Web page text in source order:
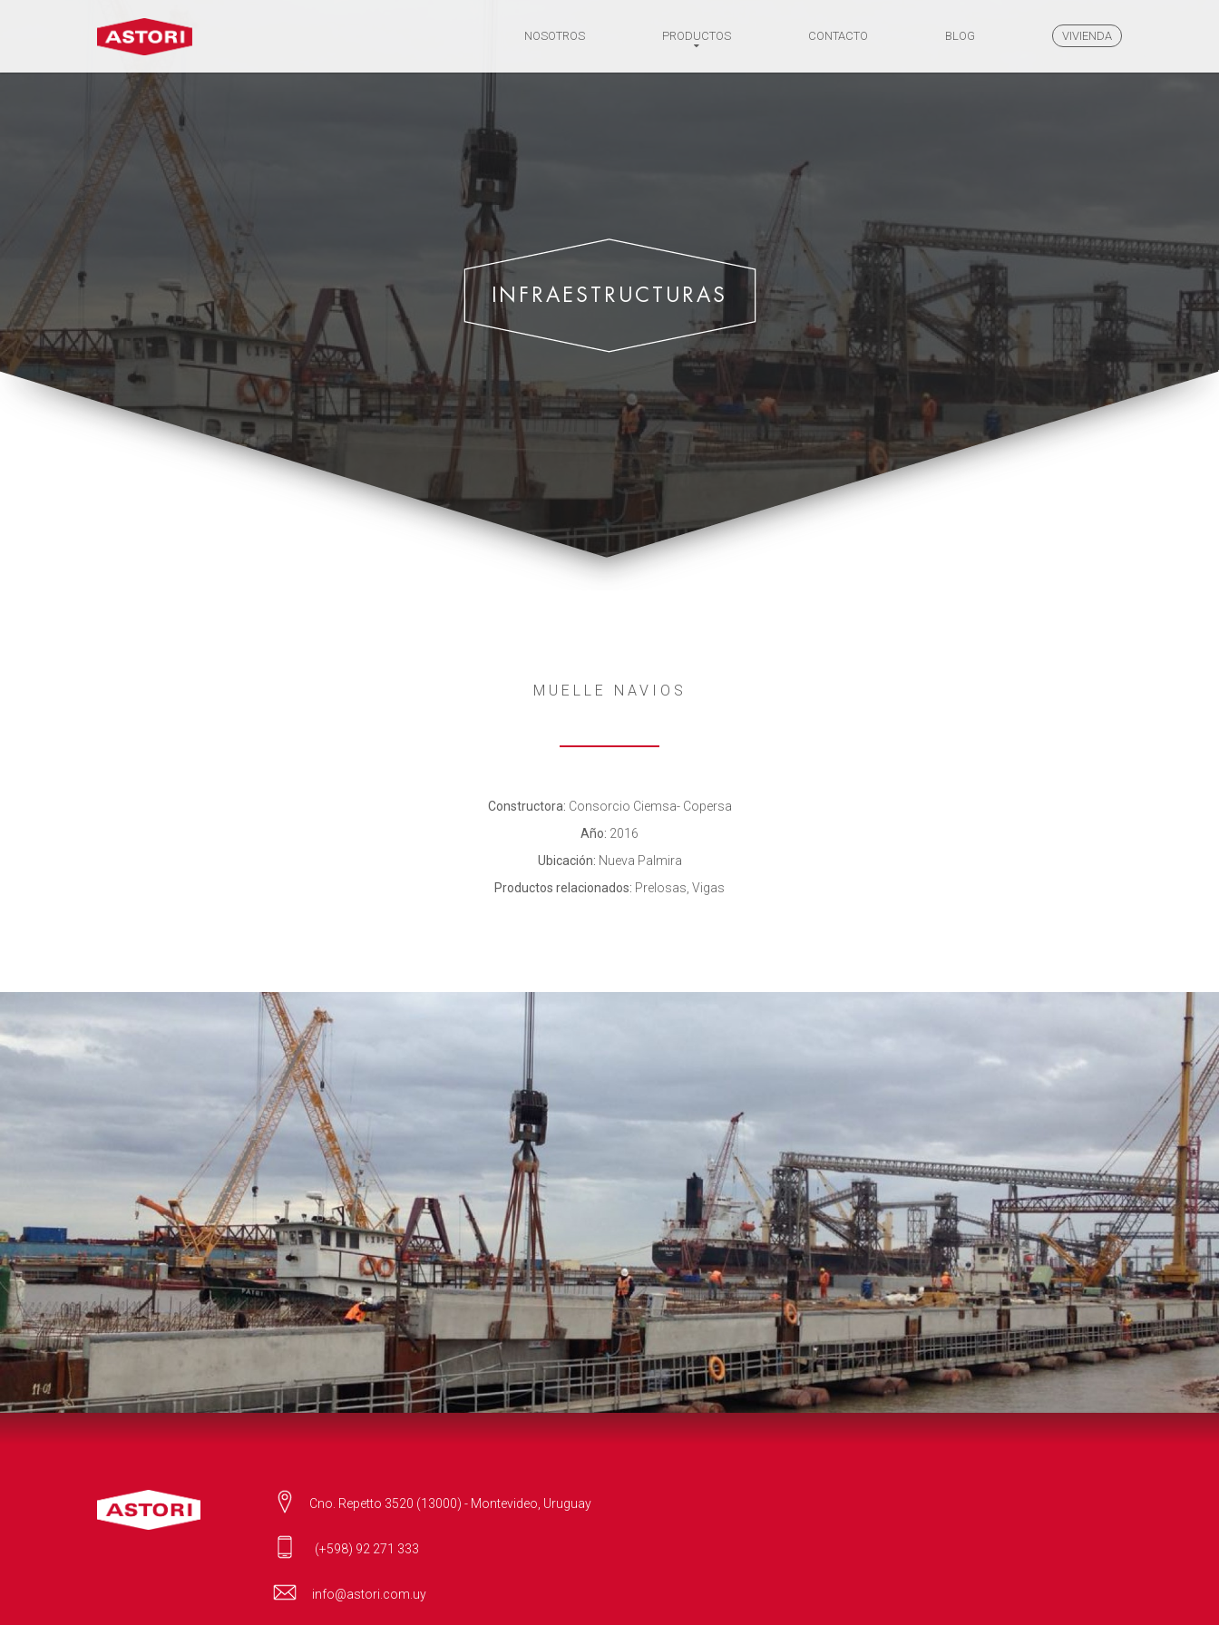
NOSOTROS PRODUCTOS CONTACTO BLOG VIVIENDA
INFRAESTRUCTURAS
MUELLE NAVIOS
Constructora: Consorcio Ciemsa- Copersa
Año: 2016
Ubicación: Nueva Palmira
Productos relacionados: Prelosas, Vigas
Cno. Repetto 3520 (13000) - Montevideo, Uruguay
(+598) 92 271 333
info@astori.com.uy